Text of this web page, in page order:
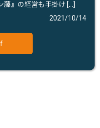
藤』の経営も手掛け […]
2021/10/14